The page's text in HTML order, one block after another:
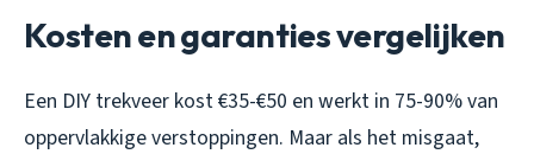
Kosten en garanties vergelijken
Een DIY trekveer kost €35-€50 en werkt in 75-90% van
oppervlakkige verstoppingen. Maar als het misgaat,